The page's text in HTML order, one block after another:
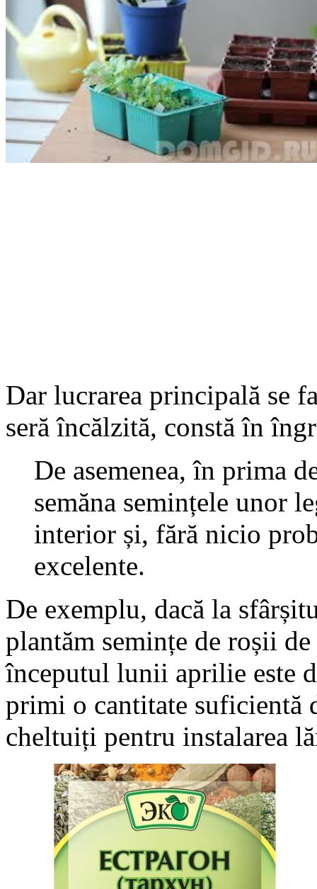
Dar lucrarea principală se
seră încălzită, constă în
De asemenea, în prima
semăna semințele unor
interior și, fără nicio
excelente.
De exemplu, dacă la
plantăm semințe de roșii
începutul lunii aprilie este
primi o cantitate suficientă
cheltuiți pentru instalarea